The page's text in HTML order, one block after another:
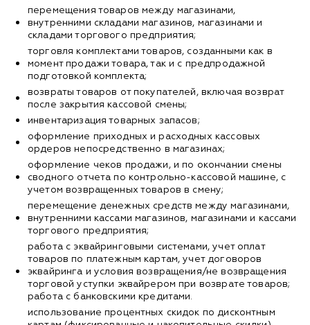
перемещения товаров между магазинами,
внутренними складами магазинов, магазинами и
складами торгового предприятия;
торговля комплектами товаров, созданными как в
момент продажи товара, так и с предпродажной
подготовкой комплекта;
возвраты товаров от покупателей, включая возврат
после закрытия кассовой смены;
инвентаризация товарных запасов;
оформление приходных и расходных кассовых
ордеров непосредственно в магазинах;
оформление чеков продажи, и по окончании смены
сводного отчета по контрольно-кассовой машине, с
учетом возвращенных товаров в смену;
перемещение денежных средств между магазинами,
внутренними кассами магазинов, магазинами и кассами
торгового предприятия;
работа с эквайринговыми системами, учет оплат
товаров по платежным картам, учет договоров
эквайринга и условия возвращения/не возвращения
торговой уступки эквайрером при возврате товаров;
работа с банковскими кредитами.
использование процентных скидок по дисконтным